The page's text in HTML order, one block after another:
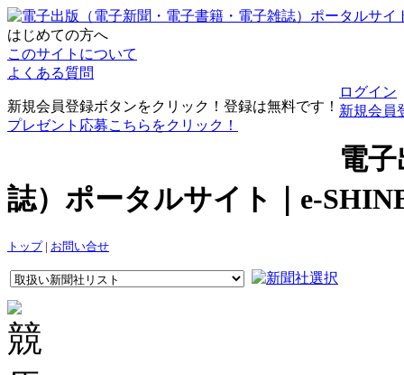
はじめての方へ
このサイトについて
よくある質問
新規会員登録ボタンをクリック！登録は無料です！
プレゼント応募こちらをクリック！
ログイン
新規会員
電
誌）ポータルサイト｜e-
トップ| お問い合せ